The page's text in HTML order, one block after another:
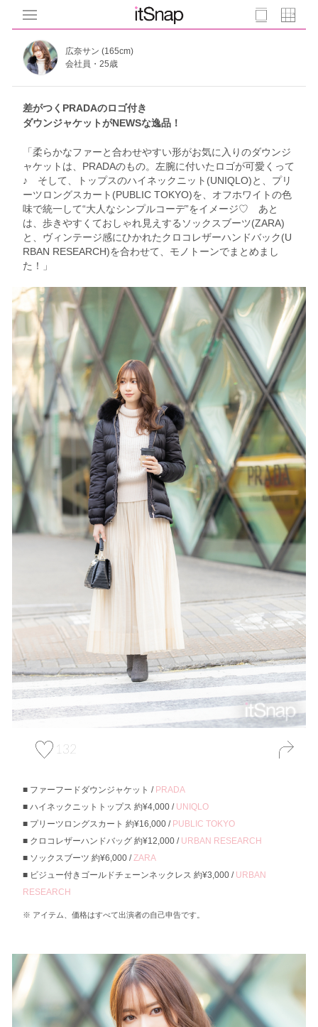
広奈サン (165cm)
会社員・25歳
差がつくPRADAのロゴ付き
ダウンジャケットがNEWSな逸品！
「柔らかなファーと合わせやすい形がお気に入りのダウンジ
ャケットは、PRADAのもの。左腕に付いたロゴが可愛くって
♪ そして、トップスのハイネックニット(UNIQLO)と、プリ
ーツロングスカート(PUBLIC TOKYO)を、オフホワイトの色
味で統一して“大人なシンプルコーデ”をイメージ♡ あと
は、歩きやすくておしゃれ見えするソックスブーツ(ZARA)
と、ヴィンテージ感にひかれたクロコレザーハンドバック(U
RBAN RESEARCH)を合わせて、モノトーンでまとめまし
た！」
132
ファーフードダウンジャケット / PRADA
ハイネックニットトップス 約¥4,000 / UNIQLO
プリーツロングスカート 約¥16,000 / PUBLIC TOKYO
クロコレザーハンドバッグ 約¥12,000 / URBAN RESEARCH
ソックスブーツ 約¥6,000 /ZARA
ビジュー付きゴールドチェーンネックレス 約¥3,000 / URBAN
RESEARCH
アイテム、価格はすべて出演者の自己申告です。